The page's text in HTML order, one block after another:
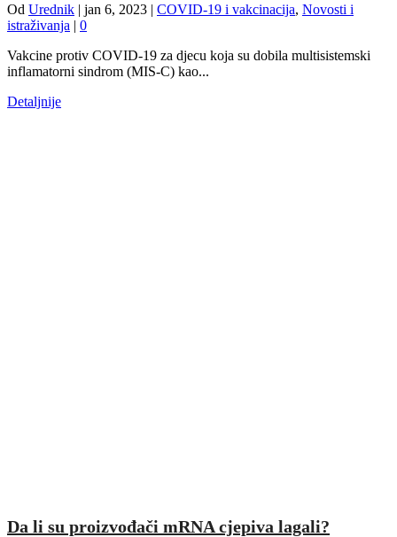
Od Urednik | jan 6, 2023 | COVID-19 i vakcinacija, Novosti i
istraživanja | 0
Vakcine protiv COVID-19 za djecu koja su dobila multisistemski
inflamatorni sindrom (MIS-C) kao...
Detaljnije
Da li su proizvođači mRNA cjepiva lagali?